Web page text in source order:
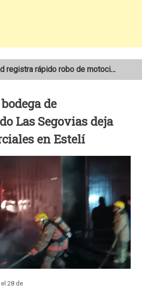
Cámara de seguridad registra rápido robo de motocicleta en el barrio Santo Domingo de Estelí
de
Las Segovias deja
en Estelí
el 28 de